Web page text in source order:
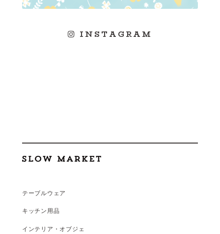
INSTAGRAM
テーブルウェア
キッチン用品
インテリア・オブジェ